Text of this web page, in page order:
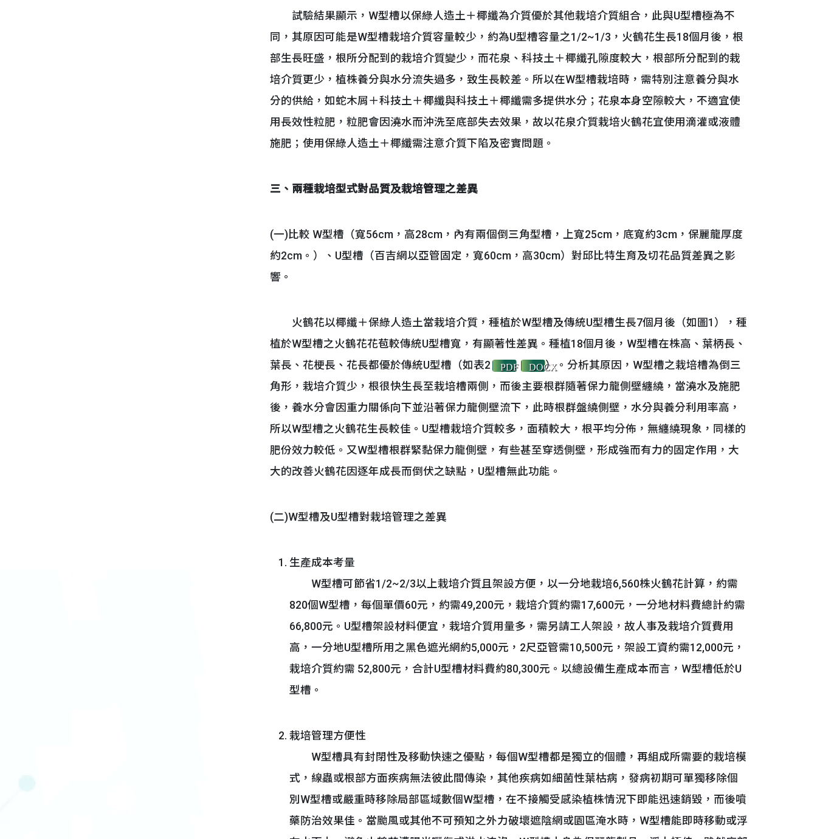
試驗結果顯示，W型槽以保綠人造土＋椰纖為介質優於其他栽培介質組合，此與U型槽極為不
同，其原因可能是W型槽栽培介質容量較少，約為U型槽容量之1/2~1/3，火鶴花生長18個月後，根
部生長旺盛，根所分配到的栽培介質變少，而花泉、科技土＋椰纖孔隙度較大，根部所分配到的栽
培介質更少，植株養分與水分流失過多，致生長較差。所以在W型槽栽培時，需特別注意養分與水
分的供給，如蛇木屑＋科技土＋椰纖與科技土＋椰纖需多提供水分；花泉本身空隙較大，不適宜使
用長效性粒肥，粒肥會因澆水而沖洗至底部失去效果，故以花泉介質栽培火鶴花宜使用滴灌或液體
施肥；使用保綠人造土＋椰纖需注意介質下陷及密實問題。
三、兩種栽培型式對品質及栽培管理之差異
(一)比較 W型槽（寬56cm，高28cm，內有兩個倒三角型槽，上寬25cm，底寬約3cm，保麗龍厚度
約2cm。）、U型槽（百吉網以亞管固定，寬60cm，高30cm）對邱比特生育及切花品質差異之影
響。
火鶴花以椰纖＋保綠人造土當栽培介質，種植於W型槽及傳統U型槽生長7個月後（如圖1），種
植於W型槽之火鶴花花苞較傳統U型槽寬，有顯著性差異。種植18個月後，W型槽在株高、葉柄長、
葉長、花梗長、花長都優於傳統U型槽（如表2
PDF DOCX）。分析其原因，W型槽之栽培槽為倒三
角形，栽培介質少，根很快生長至栽培槽兩側，而後主要根群隨著保力龍側壁纏繞，當澆水及施肥
後，養水分會因重力關係向下並沿著保力龍側壁流下，此時根群盤繞側壁，水分與養分利用率高，
所以W型槽之火鶴花生長較佳。U型槽栽培介質較多，面積較大，根平均分佈，無纏繞現象，同樣的
肥份效力較低。又W型槽根群緊黏保力龍側壁，有些甚至穿透側壁，形成強而有力的固定作用，大
大的改善火鶴花因逐年成長而倒伏之缺點，U型槽無此功能。
(二)W型槽及U型槽對栽培管理之差異
生產成本考量
W型槽可節省1/2~2/3以上栽培介質且架設方便，以一分地栽培6,560株火鶴花計算，約需
820個W型槽，每個單價60元，約需49,200元，栽培介質約需17,600元，一分地材料費總計約需
66,800元。U型槽架設材料便宜，栽培介質用量多，需另請工人架設，故人事及栽培介質費用
高，一分地U型槽所用之黑色遮光網約5,000元，2尺亞管需10,500元，架設工資約需12,000元，
栽培介質約需 52,800元，合計U型槽材料費約80,300元。以總設備生產成本而言，W型槽低於U
型槽。
栽培管理方便性
W型槽具有封閉性及移動快速之優點，每個W型槽都是獨立的個體，再組成所需要的栽培模
式，線蟲或根部方面疾病無法彼此間傳染，其他疾病如細菌性葉枯病，發病初期可單獨移除個
別W型槽或嚴重時移除局部區域數個W型槽，在不接觸受感染植株情況下即能迅速銷毀，而後噴
藥防治效果佳。當颱風或其他不可預知之外力破壞遮陰網或園區淹水時，W型槽能即時移動或浮